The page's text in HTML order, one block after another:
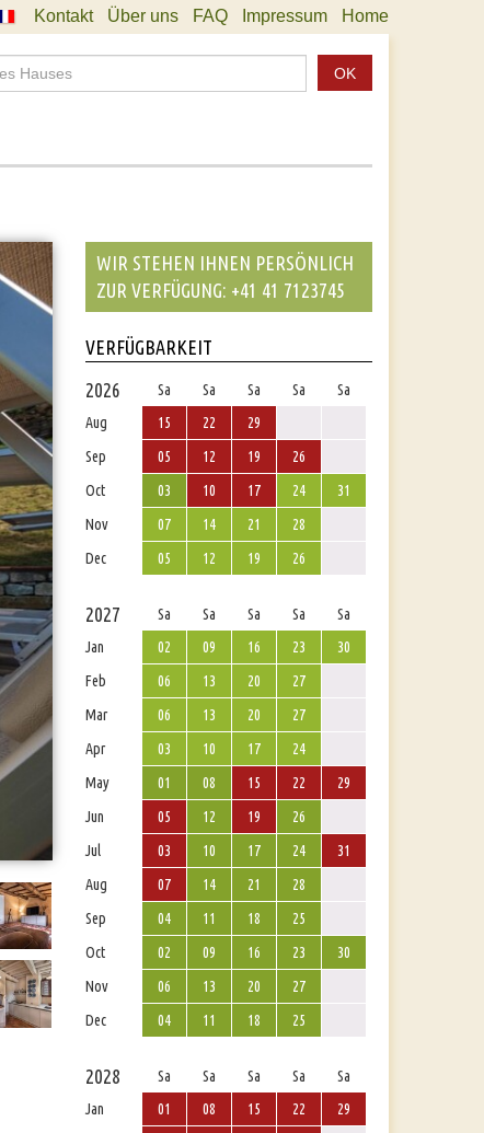
Kontakt Über uns FAQ Impressum Home
OK
WIR STEHEN IHNEN PERSÖNLICH
ZUR VERFÜGUNG: +41 41 7123745
VERFÜGBARKEIT
2026
Sa Sa Sa Sa
Sa
Aug
15 22
29
Sep
05 12 19
26
Oct
03 10 17 24
31
Nov
07 14 21
28
Dec
05 12 19 26
2027 Sa Sa Sa Sa
Sa
Jan
02 09 16 23
30
Feb
06 13 20
27
Mar
06 13 20
27
Apr
03 10 17
24
May
01 08 15 22
29
Jun
05 12 19
26
Jul
03 10 17 24
31
Aug
07 14 21
28
Sep
04 11 18
25
Oct
02 09 16 23
30
Nov
06 13 20
27
Dec
04 11 18 25
2028 Sa Sa Sa Sa
Sa
Jan
01 08 15 22
29